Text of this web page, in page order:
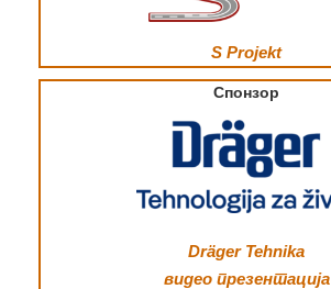
S Projekt
Спонзор
Dräger Tehnika
видео презентација